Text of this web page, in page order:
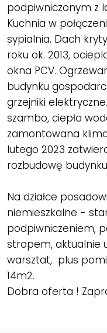
podpiwniczonym z
Kuchnia w
sypialnia. Dach
roku ok. 2013,
okna PCV.
budynku
grzejniki
szambo, ciepła
zamontowana
lutego 2023
rozbudowę
Na działce
niemieszkalne -
podpiwniczeniem,
stropem, aktualnie
warsztat, plus
14m2.
Dobra oferta !